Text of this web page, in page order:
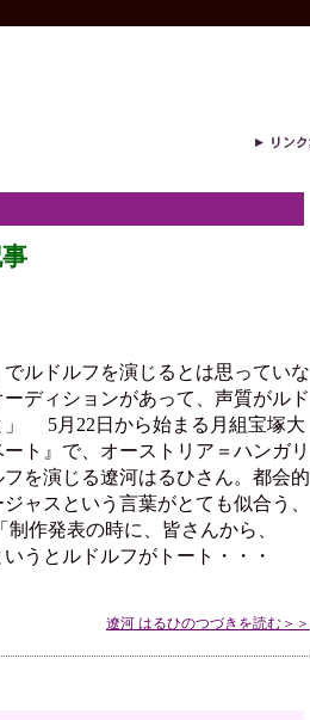
でルドルフを演じるとは思っていな
ディションがあって、声質がルド
」 5月22日から始まる月組宝塚大
ト』で、オーストリア＝ハンガリ
を演じる遼河はるひさん。都会的
ャスという言葉がとても似合う、
作発表の時に、皆さんから、
いうとルドルフがトート・・・
遼河 はるひのつづきを読む＞＞